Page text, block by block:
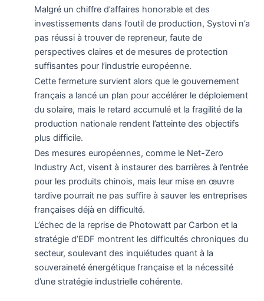
Malgré un chiffre d’affaires honorable et des
investissements dans l’outil de production, Systovi n’a
pas réussi à trouver de repreneur, faute de
perspectives claires et de mesures de protection
suffisantes pour l’industrie européenne.
Cette fermeture survient alors que le gouvernement
français a lancé un plan pour accélérer le déploiement
du solaire, mais le retard accumulé et la fragilité de la
production nationale rendent l’atteinte des objectifs
plus difficile.
Des mesures européennes, comme le Net-Zero
Industry Act, visent à instaurer des barrières à l’entrée
pour les produits chinois, mais leur mise en œuvre
tardive pourrait ne pas suffire à sauver les entreprises
françaises déjà en difficulté.
L’échec de la reprise de Photowatt par Carbon et la
stratégie d’EDF montrent les difficultés chroniques du
secteur, soulevant des inquiétudes quant à la
souveraineté énergétique française et la nécessité
d’une stratégie industrielle cohérente.